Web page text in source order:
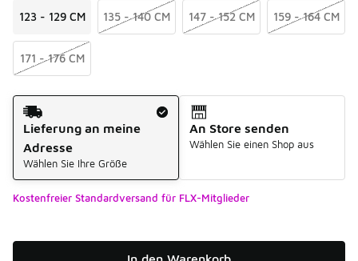
123 - 129 CM 135 - 140 CM 147 - 152 CM 159 - 164 CM
171 - 176 CM
Versandart
Lieferung an meine
Adresse
Wählen Sie Ihre Größe
An Store senden
Wählen Sie einen Shop aus
Kostenfreier Standardversand für FLX-Mitglieder